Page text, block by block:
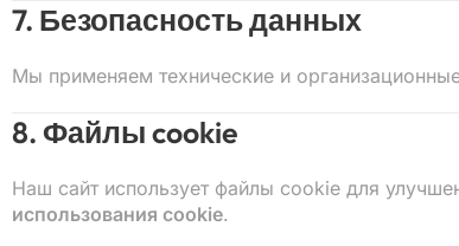
7. Безопасность данных
Мы применяем технические и
8. Файлы cookie
Наш сайт использует файлы cookie для
использования cookie.